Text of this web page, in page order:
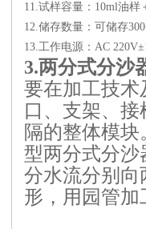
11.试样容量： 10ml油样
12.储存数量：可储存300
13.工作电源： AC 220V±
3.两分式分沙
要在加工技术
口、支架、
隔的整体模
型两分式分沙
分水流分别向
形，用园管